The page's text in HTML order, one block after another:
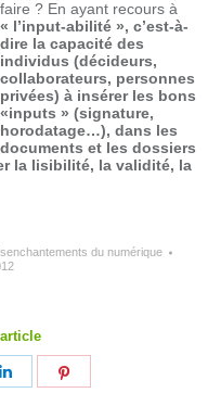
faire ? En ayant recours à
« l’input-abilité », c’est-à-
dire la capacité des
individus (décideurs,
collaborateurs, personnes
privées) à insérer les bons
«inputs » (signature,
horodatage…), dans les
documents et les dossiers
la lisibilité, la validité, la
du numérique
Partager